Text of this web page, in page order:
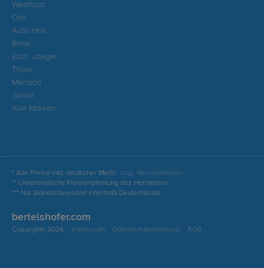
Westfalia
Oris
Auto Hak
Brink
Erich Jaeger
Thule
Menabo
Junior
Alle Marken
* Alle Preise inkl. deutscher MwSt., zzgl. Versandkosten
** Unverbindliche Preisempfehlung des Herstellers
*** Nur Standardversand innerhalb Deutschlands
bertelshofer.com
Copyrights 2026 Impressum Datenschutzerklärung AGB